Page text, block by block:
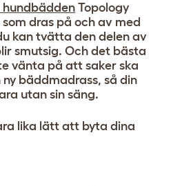
hundbädden Topology
dras på och av med
kan tvätta den delen av
smutsig. Och det bästa
vänta på att saker ska
bäddmadrass, så din
utan sin säng.
lika lätt att byta dina